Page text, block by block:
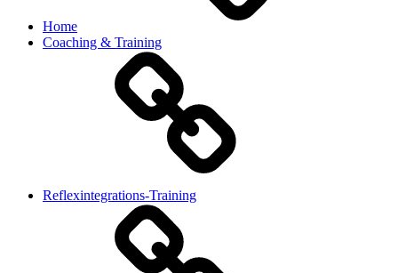
Home
Coaching & Training
Reflexintegrations-Training